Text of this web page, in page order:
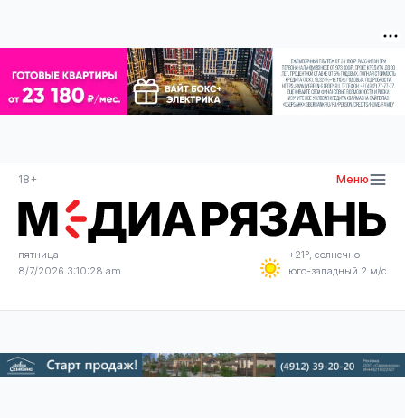
18+ Меню
пятница
8/7/2026 3:10:28 am
+21°, солнечно
юго-западный 2 м/с